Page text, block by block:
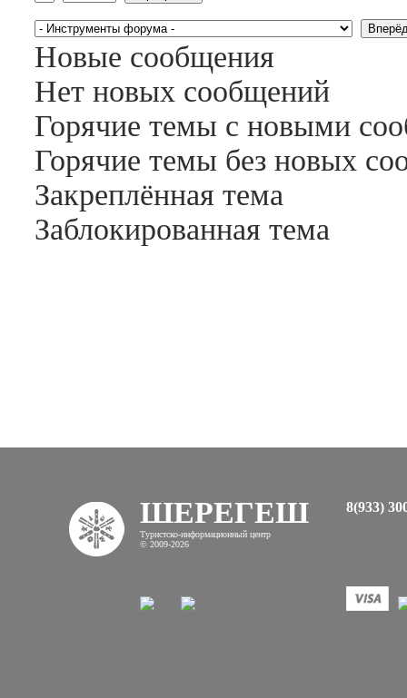
Новые сообщения
Нет новых сообщений
Горячие темы с новыми
Горячие темы без новых
Закреплённая тема
Заблокированная тема
ШЕРЕГЕШ
Туристско-информационный центр
© 2009-2026
8(933)